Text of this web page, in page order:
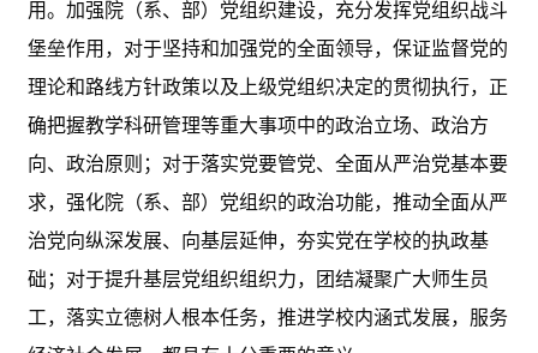
用。加强院（系、部）党组织建设，充分发挥党组织战斗
堡垒作用，对于坚持和加强党的全面领导，保证监督党的
理论和路线方针政策以及上级党组织决定的贯彻执行，正
确把握教学科研管理等重大事项中的政治立场、政治方
向、政治原则；对于落实党要管党、全面从严治党基本要
求，强化院（系、部）党组织的政治功能，推动全面从严
治党向纵深发展、向基层延伸，夯实党在学校的执政基
础；对于提升基层党组织组织力，团结凝聚广大师生员
工，落实立德树人根本任务，推进学校内涵式发展，服务